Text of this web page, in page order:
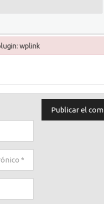
wplink
wplink